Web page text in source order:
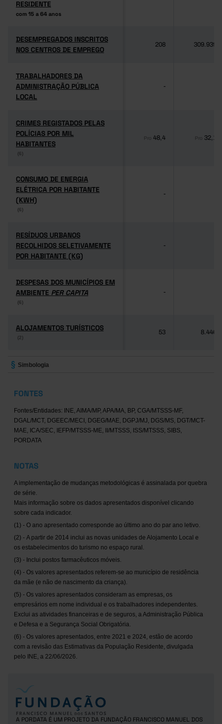
RESIDENTE
com 15 a 64 anos
RESIDENTE
com 15 a 64 anos
DESEMPREGADOS INSCRITOS
NOS CENTROS DE EMPREGO
DESEMPREGADOS INSCRITOS
NOS CENTROS DE EMPREGO
208 309.939
TRABALHADORES DA
ADMINISTRAÇÃO PÚBLICA
LOCAL
TRABALHADORES DA
ADMINISTRAÇÃO PÚBLICA
LOCAL
-
CRIMES REGISTADOS PELAS
POLÍCIAS POR MIL
HABITANTES
(6)
CRIMES REGISTADOS PELAS
POLÍCIAS POR MIL
HABITANTES
(6)
Pro 48,4 Pro 32,1
CONSUMO DE ENERGIA
ELÉTRICA POR HABITANTE
(KWH)
(6)
CONSUMO DE ENERGIA
ELÉTRICA POR HABITANTE
(KWH)
(6)
-
RESÍDUOS URBANOS
RECOLHIDOS SELETIVAMENTE
POR HABITANTE (KG)
RESÍDUOS URBANOS
RECOLHIDOS SELETIVAMENTE
POR HABITANTE (KG)
-
DESPESAS DOS MUNICÍPIOS EM
AMBIENTE PER CAPITA
(6)
DESPESAS DOS MUNICÍPIOS EM
AMBIENTE PER CAPITA
(6)
-
ALOJAMENTOS TURÍSTICOS
(2)
ALOJAMENTOS TURÍSTICOS
(2)
53 8.446
Simbologia
FONTES
Fontes/Entidades: INE, AIMA/MP, APA/MA, BP, CGA/MTSSS-MF,
DGAL/MCT, DGEEC/MECI, DGEG/MAE, DGPJ/MJ, DGS/MS, DGT/MCT-
MAE, ICA/SEC, IEFP/MTSSS-ME, II/MTSSS, ISS/MTSSS, SIBS,
PORDATA
NOTAS
A implementação de mudanças metodológicas é assinalada por quebra
de série.
Mais informação sobre os dados apresentados disponível clicando
sobre cada indicador.
(1) - O ano apresentado corresponde ao último ano do par ano letivo.
(2) - A partir de 2014 inclui as novas unidades de Alojamento Local e
os estabelecimentos do turismo no espaço rural.
(3) - Inclui postos farmacêuticos móveis.
(4) - Os valores apresentados referem-se ao município de residência
da mãe (e não de nascimento da criança).
(5) - Os valores apresentados consideram as empresas, os
empresários em nome individual e os trabalhadores independentes.
Exclui as atividades financeiras e de seguros, a Administração Pública
e Defesa e a Segurança Social Obrigatória.
(6) - Os valores apresentados, entre 2021 e 2024, estão de acordo
com a revisão das Estimativas da População Residente, divulgada
pelo INE, a 22/06/2026.
A PORDATA É UM PROJETO DA FUNDAÇÃO FRANCISCO MANUEL DOS